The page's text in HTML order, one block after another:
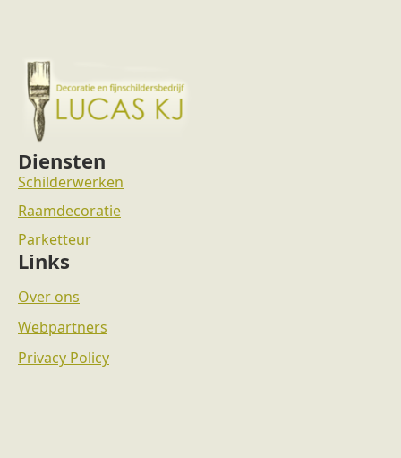
Diensten
Schilderwerken
Raamdecoratie
Parketteur
Links
Over ons
Webpartners
Privacy Policy